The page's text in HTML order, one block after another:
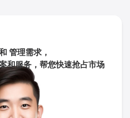
管理需求，
和服务， 帮您快速抢占市场